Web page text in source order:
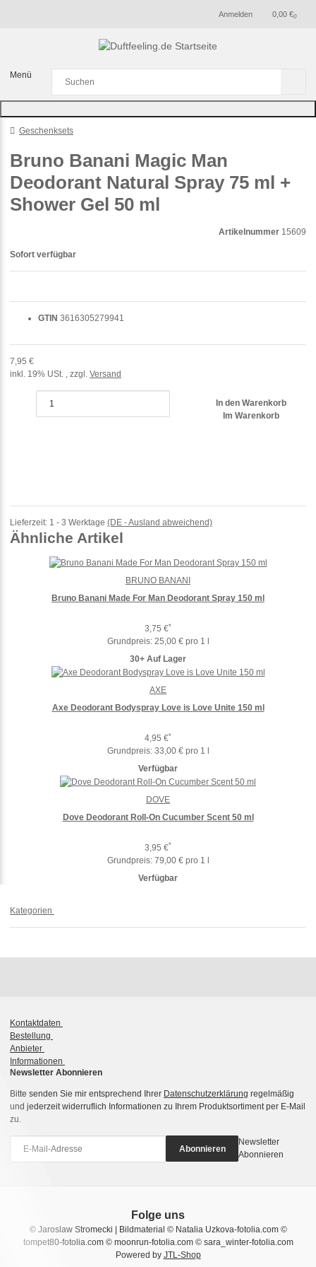
Anmelden 0
0,00 €
Menü
Geschenksets
Bruno Banani Magic Man
Deodorant Natural Spray 75 ml +
Shower Gel 50 ml
Artikelnummer 15609
GTIN 3616305279941
7,95 €
inkl. 19% USt. , zzgl. Versand
In den Warenkorb
Im Warenkorb
Sofort verfügbar
Lieferzeit: 1 - 3 Werktage (DE - Ausland abweichend)
Ähnliche Artikel
Bruno Banani Made For Man Deodorant Spray 150 ml
3,75 €*
Grundpreis: 25,00 € pro 1 l
30+ Auf Lager
BRUNO BANANI
Axe Deodorant Bodyspray Love is Love Unite 150 ml
4,95 €*
Grundpreis: 33,00 € pro 1 l
Verfügbar
AXE
Dove Deodorant Roll-On Cucumber Scent 50 ml
3,95 €*
Grundpreis: 79,00 € pro 1 l
Verfügbar
DOVE
Kategorien
Kontaktdaten
Bestellung
Anbieter
Informationen
Newsletter Abonnieren
Bitte senden Sie mir entsprechend Ihrer Datenschutzerklärung regelmäßig
und jederzeit widerruflich Informationen zu Ihrem Produktsortiment per E-Mail
zu.
Abonnieren
Newsletter
Abonnieren
© Jaroslaw Stromecki | Bildmaterial © Natalia Uzkova-fotolia.com ©
tompet80-fotolia.com © moonrun-fotolia.com © sara_winter-fotolia.com
Powered by JTL-Shop
Folge uns